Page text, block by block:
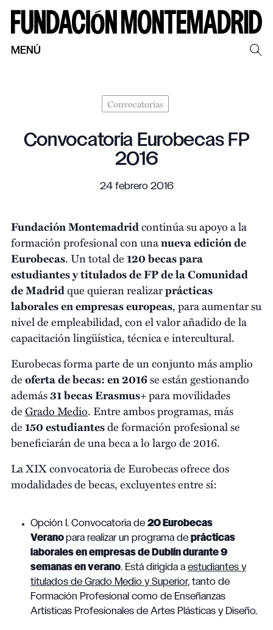
MENÚ
Convocatorias
Convocatoria Eurobecas FP
2016
24 febrero 2016
Fundación Montemadridcontinúa su apoyo a la
formación profesional con unanueva edición de
Eurobecas. Un total de120 becas para
estudiantes y titulados de FP de la Comunidad
de Madridque quieran realizarprácticas
laborales en empresas europeas, para aumentar su
nivel de empleabilidad, con el valor añadido de la
capacitación lingüística, técnica e intercultural.
Eurobecas forma parte de un conjunto más amplio
deoferta de becas: en 2016se están gestionando
además31 becas Erasmus+para movilidades
deGrado Medio. Entre ambos programas, más
de150 estudiantesde formación profesional se
beneficiarán de una beca a lo largo de 2016.
La XIX convocatoria de Eurobecas ofrece dos
modalidades de becas, excluyentes entre sí:
Opción I. Convocatoria de 20 Eurobecas
Verano para realizar un programa de prácticas
laborales en empresas de Dublín durante 9
semanas en verano. Está dirigida a estudiantes y
titulados de Grado Medio y Superior, tanto de
Formación Profesional como de Enseñanzas
Artísticas Profesionales de Artes Plásticas y Diseño.